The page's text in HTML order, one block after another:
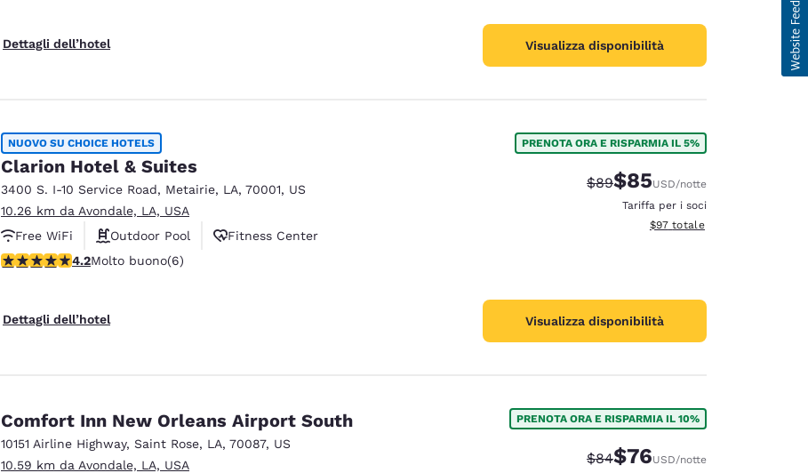
Dettagli dell’hotel Visualizza disponibilità
NUOVO SU CHOICE HOTELS
Clarion Hotel & Suites
3400 S. I-10 Service Road, Metairie, LA, 70001, US
10.26 km da Avondale, LA, USA
Free WiFi
Outdoor Pool
Fitness Center
Valutazione di 4.17 stelle. Molto buono. 6 recensioni
4.2Molto buono(6)
Dettagli dell’hotel
PRENOTA ORA E RISPARMIA IL 5%
Tariffa di barratura:
$89Tariffa scontata:
$85USD/notte
Tariffa per i soci
Visualizza i dettagli totali
$97 totale
Visualizza disponibilità
Comfort Inn New Orleans Airport South
10151 Airline Highway, Saint Rose, LA, 70087, US
10.59 km da Avondale, LA, USA
PRENOTA ORA E RISPARMIA IL 10%
Tariffa di barratura:
$84Tariffa scontata:
$76USD/notte